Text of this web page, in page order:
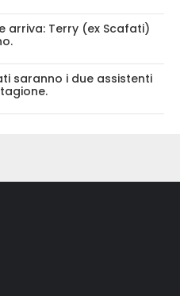
arriva: Terry (ex Scafati)
saranno i due assistenti